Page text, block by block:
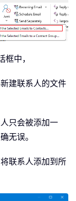
框中，
建联系人的文件
只会被添加一
无误。
联系人添加到所